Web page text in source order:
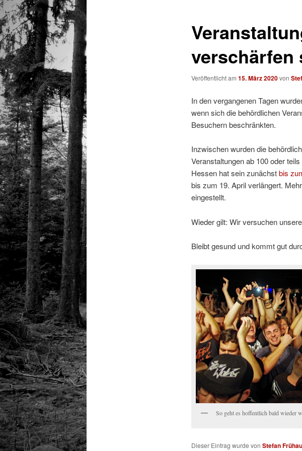
verschärfen
Veröffentlicht am 15. März 2020von
In den vergangenen Tagen
wenn sich die behördlichen
Besuchern beschränkten.
Inzwischen wurden die
Veranstaltungen ab 100 oder
Hessen hat sein zunächstbis
bis zum 19. April verlängert.
eingestellt.
Wieder gilt: Wir versuchen
Bleibt gesund und kommt gut
So geht es hoffentlich bald wieder
Dieser Eintrag wurde von Stefan